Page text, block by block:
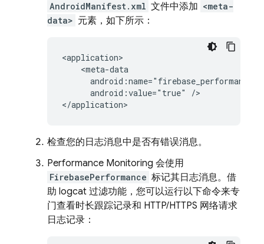
AndroidManifest.xml 文件中添加 <meta-
data> 元素，如下所示：
<application>
    <meta-data
      android:value="true" />
</application>
检查您的日志消息中是否有错误消息。
Performance Monitoring 会使用
FirebasePerformance 标记其日志消息。借
助 logcat 过滤功能，您可以运行以下命令来专
门查看时长跟踪记录和 HTTP/HTTPS 网络请求
日志记录：